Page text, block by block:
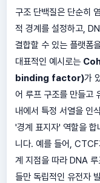
구조 단백질은 단순히
적 경계를 설정하고,
결합할 수 있는 플랫폼
대표적인 예시로는
binding factor)가
어 루프 구조를 만들고
내에서 특정 서열을 인
'경계 표지자' 역할을
니다. 예를 들어,
계 지점을 따라 DNA
들만 독립적인 유전자